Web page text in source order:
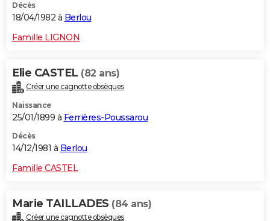
Décès
18/04/1982 à Berlou
Famille LIGNON
Elie CASTEL (82 ans)
Créer une cagnotte obsèques
Naissance
25/01/1899 à Ferrières-Poussarou
Décès
14/12/1981 à Berlou
Famille CASTEL
Marie TAILLADES (84 ans)
Créer une cagnotte obsèques